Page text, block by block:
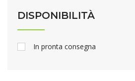
DISPONIBILITÀ
In pronta consegna